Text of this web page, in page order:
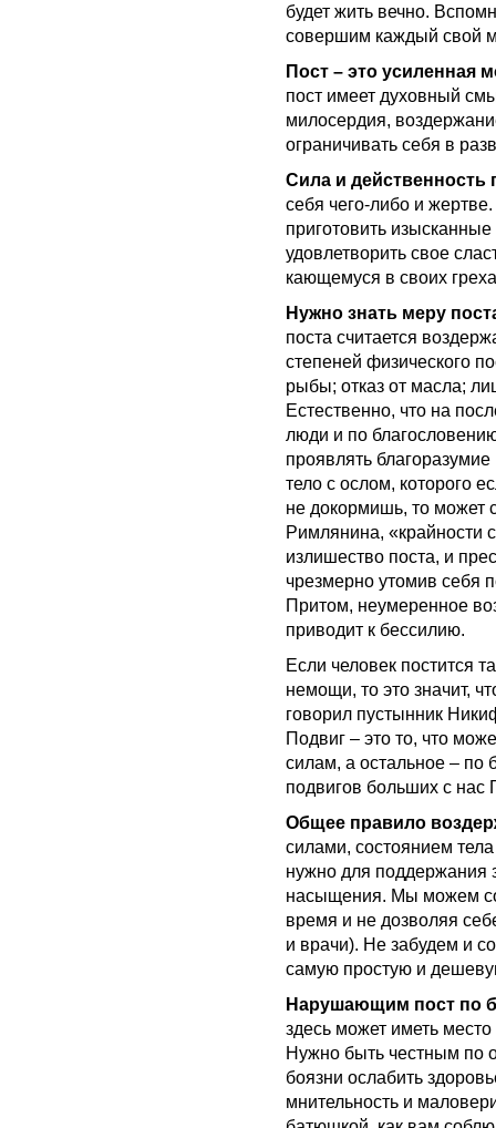
будет жить вечно.
совершим каждый свой
Пост – это усиленная
пост имеет духовный
милосердия,
ограничивать себя в
Сила и действенность
себя чего-либо и
приготовить
удовлетворить свое
кающемуся в своих
Нужно знать меру
поста считается
степеней физического
рыбы; отказ от масла;
Естественно, что на
люди и по
проявлять
тело с ослом, которого
не докормишь, то может
Римлянина, «крайности
излишество поста, и
чрезмерно утомив себя
Притом, неумеренное
приводит к бессилию.
Если человек постится
немощи, то это значит,
говорил пустынник
Подвиг – это то, что
силам, а остальное – по
подвигов больших с нас
Общее правило
силами, состоянием
нужно для поддержания
насыщения. Мы можем
время и не дозволяя
и врачи). Не забудем и
самую простую и
Нарушающим пост по
здесь может иметь
Нужно быть честным по
боязни ослабить
мнительность и